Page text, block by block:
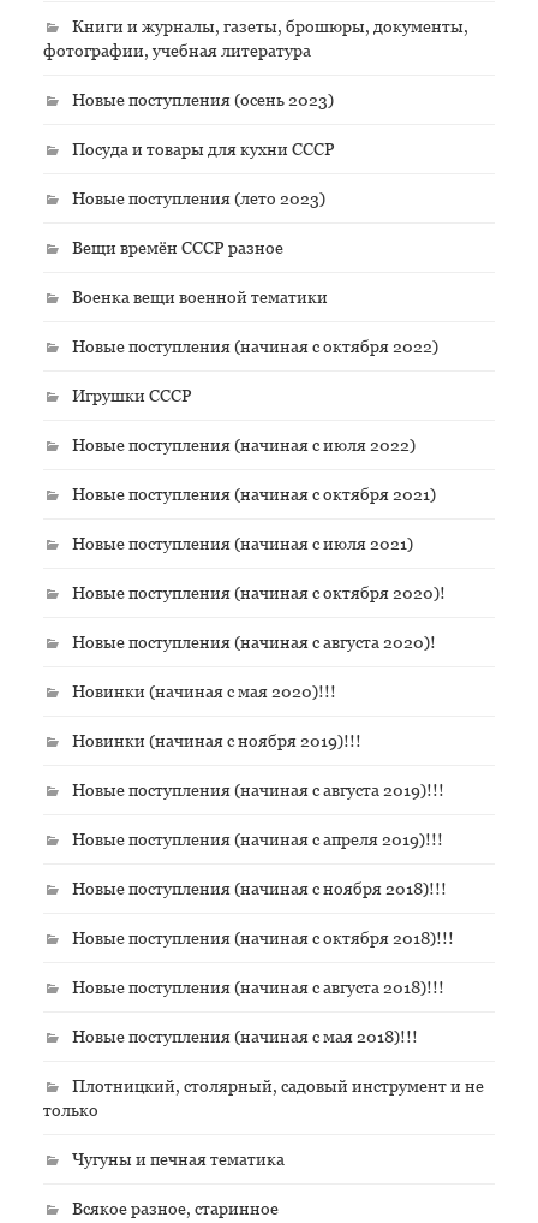
Книги и журналы, газеты, брошюры, документы,
фотографии, учебная литература
Новые поступления (осень 2023)
Посуда и товары для кухни СССР
Новые поступления (лето 2023)
Вещи времён СССР разное
Военка вещи военной тематики
Новые поступления (начиная с октября 2022)
Игрушки СССР
Новые поступления (начиная с июля 2022)
Новые поступления (начиная с октября 2021)
Новые поступления (начиная с июля 2021)
Новые поступления (начиная с октября 2020)!
Новые поступления (начиная с августа 2020)!
Новинки (начиная с мая 2020)!!!
Новинки (начиная с ноября 2019)!!!
Новые поступления (начиная с августа 2019)!!!
Новые поступления (начиная с апреля 2019)!!!
Новые поступления (начиная с ноября 2018)!!!
Новые поступления (начиная с октября 2018)!!!
Новые поступления (начиная с августа 2018)!!!
Новые поступления (начиная с мая 2018)!!!
Плотницкий, столярный, садовый инструмент и не
только
Чугуны и печная тематика
Всякое разное, старинное